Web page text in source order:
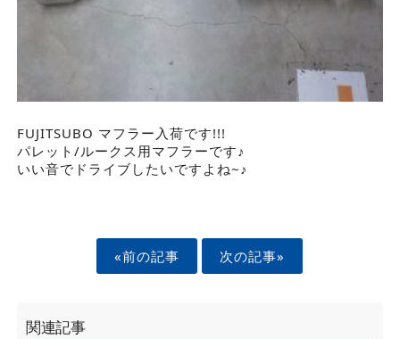
FUJITSUBO マフラー入荷です!!!
パレット/ルークス用マフラーです♪
いい音でドライブしたいですよね~♪
«前の記事 次の記事»
関連記事